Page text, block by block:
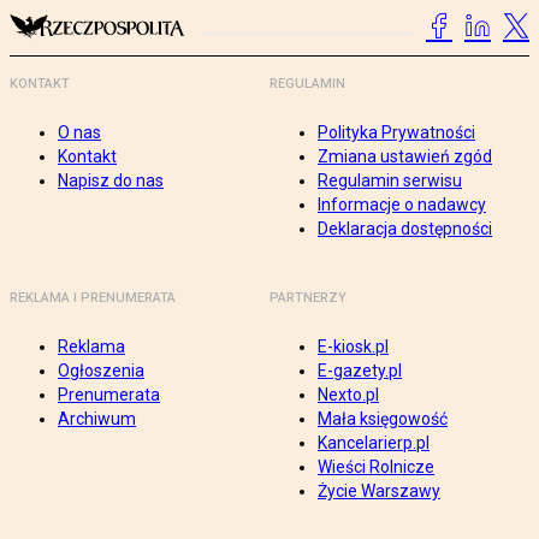
KONTAKT
O nas
Kontakt
Napisz do nas
REGULAMIN
Polityka Prywatności
Zmiana ustawień zgód
Regulamin serwisu
Informacje o nadawcy
Deklaracja dostępności
REKLAMA I PRENUMERATA
Reklama
Ogłoszenia
Prenumerata
Archiwum
PARTNERZY
E-kiosk.pl
E-gazety.pl
Nexto.pl
Mała księgowość
Kancelarierp.pl
Wieści Rolnicze
Życie Warszawy